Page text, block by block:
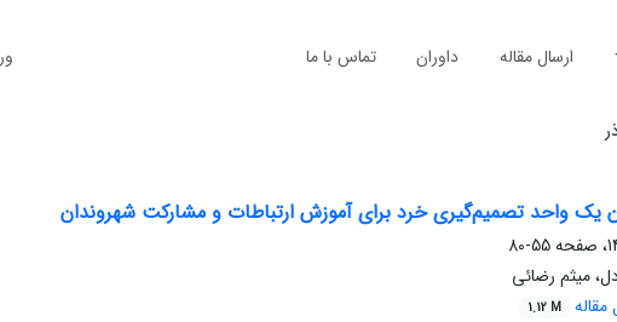
ارسال مقاله داوران تماس با ما
یک واحد تصمیم‌گیری خرد برای آموزش ارتباطات و مشارکت شهروندان
55-80
میثم رضائی
1.12 M